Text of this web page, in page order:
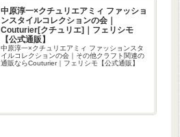
中原淳一×クチュリエアミィ ファッショ
ンスタイルコレクションの会｜
Couturier[クチュリエ]｜フェリシモ
【公式通販】
中原淳一×クチュリエアミィ ファッションスタ
イルコレクションの会｜その他クラフト関連の
通販ならCouturier｜フェリシモ【公式通販】